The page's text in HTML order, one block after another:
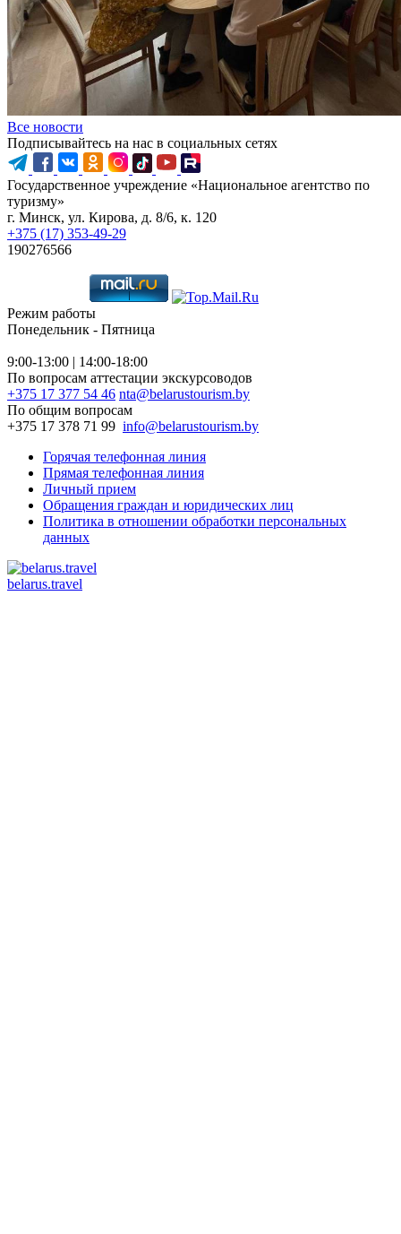
Все новости
Подписывайтесь на нас в социальных сетях
Государственное учреждение «Национальное агентство по
туризму»
г. Минск, ул. Кирова, д. 8/6, к. 120
+375 (17) 353-49-29
190276566
Режим работы
Понедельник - Пятница
9:00-13:00 | 14:00-18:00
По вопросам аттестации экскурсоводов
+375 17 377 54 46 nta@belarustourism.by
По общим вопросам
+375 17 378 71 99 info@belarustourism.by
Горячая телефонная линия
Прямая телефонная линия
Личный прием
Обращения граждан и юридических лиц
Политика в отношении обработки персональных
данных
belarus.travel